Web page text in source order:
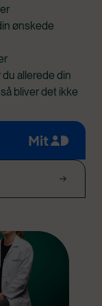
ønskede
allerede din
bliver det ikke